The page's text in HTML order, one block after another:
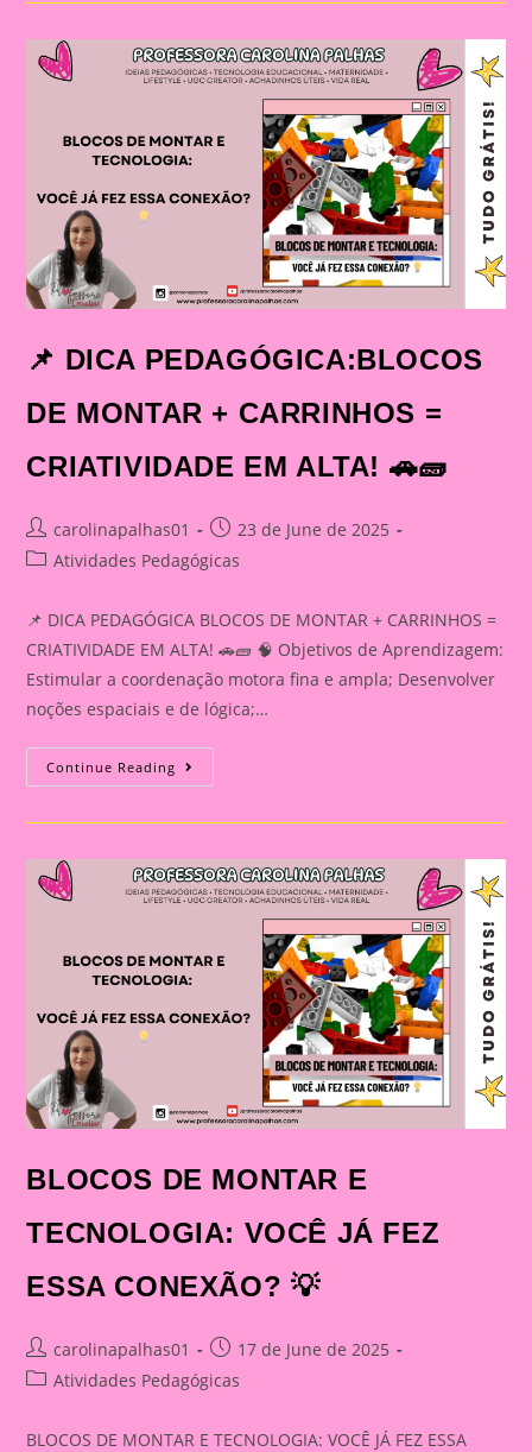
MONTAR
SÃO
TUDO!
📌 DICA PEDAGÓGICA:BLOCOS
DE MONTAR + CARRINHOS =
CRIATIVIDADE EM ALTA! 🚗🧱
Post
author:
carolinapalhas01
Post
published:
23 de June de 2025
PostAtividades Pedagógicas
📌 DICA PEDAGÓGICA BLOCOS DE MONTAR + CARRINHOS =
CRIATIVIDADE EM ALTA! 🚗🧱 🧠 Objetivos de Aprendizagem:
Estimular a coordenação motora fina e ampla; Desenvolver
noções espaciais e de lógica;…
Continue Reading 📌
DICA
DE
CARRINHOS
=
CRIATIVIDADE
🚗
🧱
BLOCOS DE MONTAR E
TECNOLOGIA: VOCÊ JÁ FEZ
ESSA CONEXÃO? 💡
Post
author:
carolinapalhas01
Post
published:
17 de June de 2025
PostAtividades Pedagógicas
BLOCOS DE MONTAR E TECNOLOGIA: VOCÊ JÁ FEZ ESSA